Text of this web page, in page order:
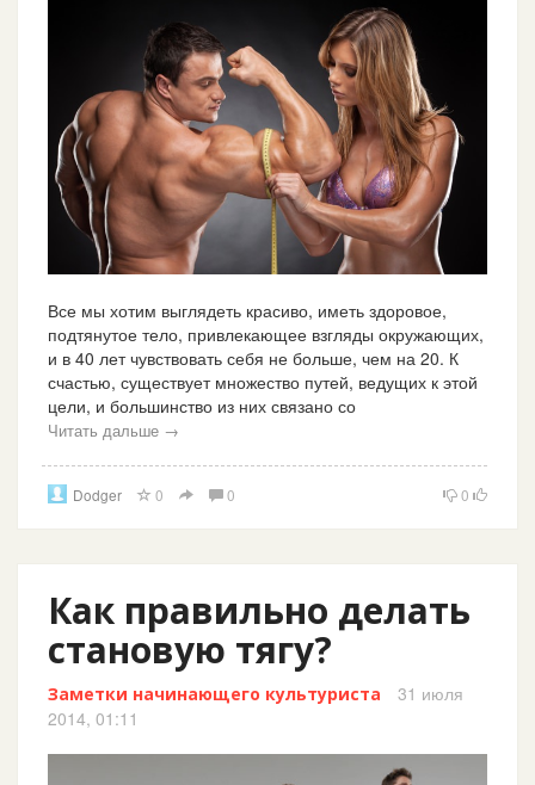
Все мы хотим выглядеть красиво, иметь здоровое,
подтянутое тело, привлекающее взгляды окружающих,
и в 40 лет чувствовать себя не больше, чем на 20. К
счастью, существует множество путей, ведущих к этой
цели, и большинство из них связано со
Читать дальше →
Dodger 0 0 0
Как правильно делать
становую тягу?
Заметки начинающего культуриста
31 июля
2014, 01:11